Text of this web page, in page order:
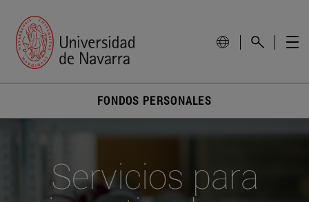
FONDOS PERSONALES
Servicios para